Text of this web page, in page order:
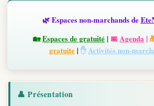
🌿 Espaces non-marchands de
🏡Espaces de gratuité | 📅 Agenda |
gratuite | ✋Activités non-
👤 Présentation